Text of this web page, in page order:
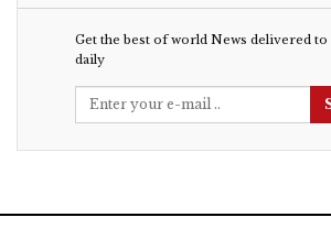
Get the best of world News delivered
daily